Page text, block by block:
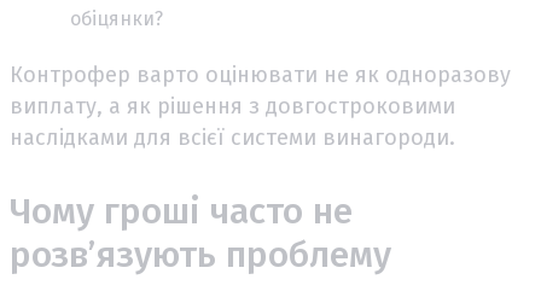
обіцянки?
Контрофер варто оцінювати не як одноразову
виплату, а як рішення з довгостроковими
наслідками для всієї системи винагороди.
Чому гроші часто не
розв’язують проблему